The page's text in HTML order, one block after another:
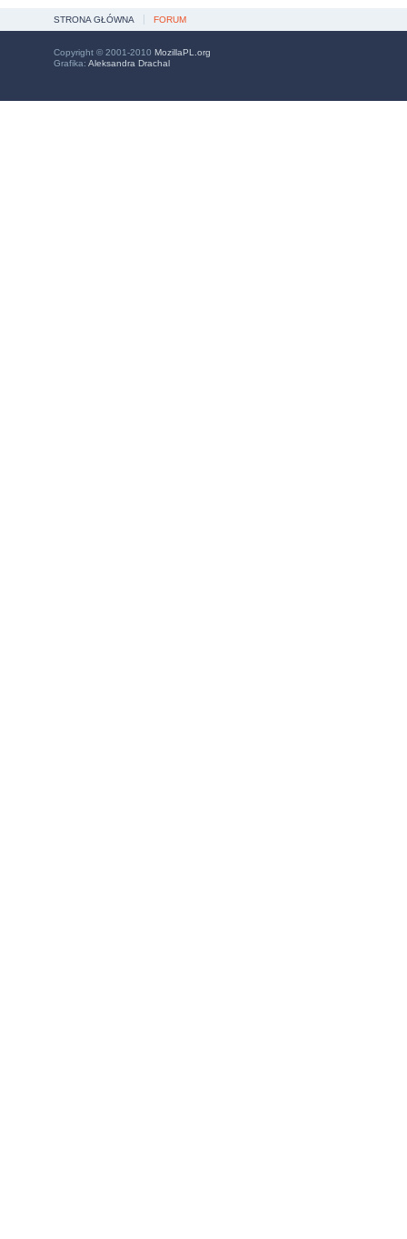
STRONA GŁÓWNA FORUM
Copyright © 2001-2010 MozillaPL.org
Grafika: Aleksandra Drachal